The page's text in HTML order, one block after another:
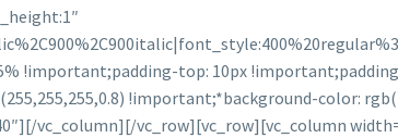
!important;padding-top: 10px
!important;*background-color:
vc_column][/vc_row][vc_row][vc_column